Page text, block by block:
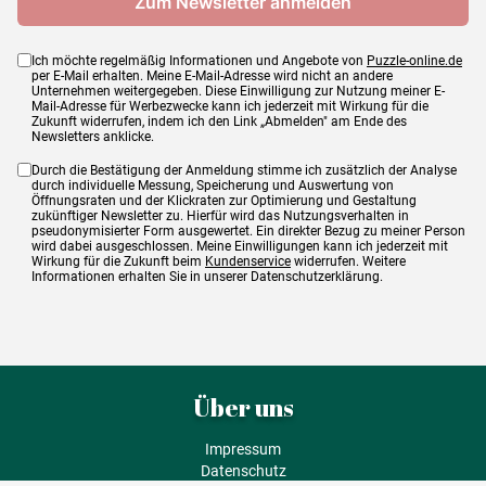
Ich möchte regelmäßig Informationen und Angebote von Puzzle-online.de
per E-Mail erhalten. Meine E-Mail-Adresse wird nicht an andere
Unternehmen weitergegeben. Diese Einwilligung zur Nutzung meiner E-
Mail-Adresse für Werbezwecke kann ich jederzeit mit Wirkung für die
Zukunft widerrufen, indem ich den Link „Abmelden" am Ende des
Newsletters anklicke.
Durch die Bestätigung der Anmeldung stimme ich zusätzlich der Analyse
durch individuelle Messung, Speicherung und Auswertung von
Öffnungsraten und der Klickraten zur Optimierung und Gestaltung
zukünftiger Newsletter zu. Hierfür wird das Nutzungsverhalten in
pseudonymisierter Form ausgewertet. Ein direkter Bezug zu meiner Person
wird dabei ausgeschlossen. Meine Einwilligungen kann ich jederzeit mit
Wirkung für die Zukunft beim Kundenservice widerrufen. Weitere
Informationen erhalten Sie in unserer Datenschutzerklärung.
Über uns
Impressum
Datenschutz